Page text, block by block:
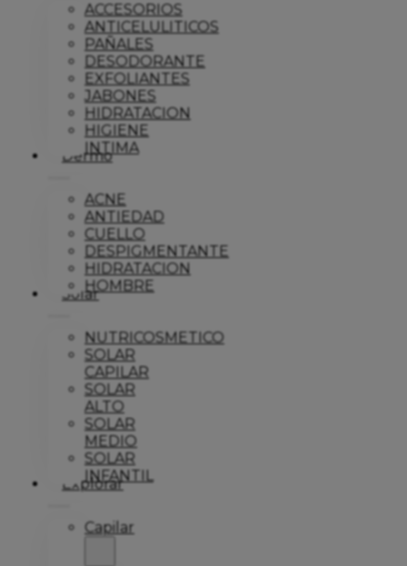
ACCESORIOS
ANTICELULITICOS
PAÑALES
DESODORANTE
EXFOLIANTES
JABONES
HIDRATACION
HIGIENE
INTIMA
Dermo
ACNE
ANTIEDAD
CUELLO
DESPIGMENTANTE
HIDRATACION
HOMBRE
Solar
NUTRICOSMETICO
SOLAR
CAPILAR
SOLAR
ALTO
SOLAR
MEDIO
SOLAR
INFANTIL
Explorar
Capilar